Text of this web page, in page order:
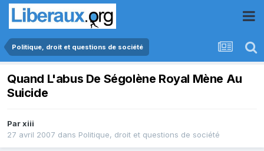
Politique, droit et questions de société
Quand L'abus De Ségolène Royal Mène Au
Suicide
Parxiii
27 avril 2007 dans Politique, droit et questions de société